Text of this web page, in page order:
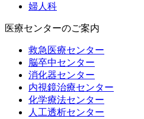
婦人科
医療センターのご案内
救急医療センター
脳卒中センター
消化器センター
内視鏡治療センター
化学療法センター
人工透析センター